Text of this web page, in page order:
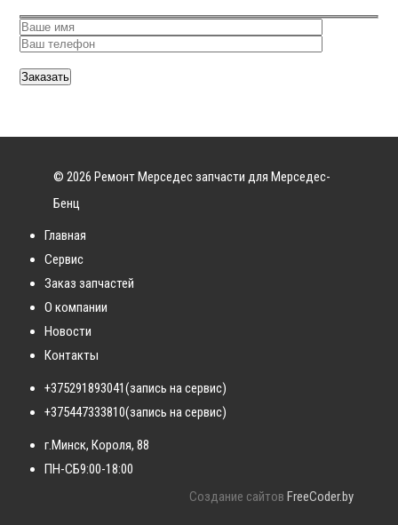
© 2026 Ремонт Мерседес запчасти для Мерседес-
Бенц
Главная
Сервис
Заказ запчастей
О компании
Новости
Контакты
+375291893041(запись на сервис)
+375447333810(запись на сервис)
г.Минск, Короля, 88
ПН-СБ9:00-18:00
Создание сайтов FreeCoder.by